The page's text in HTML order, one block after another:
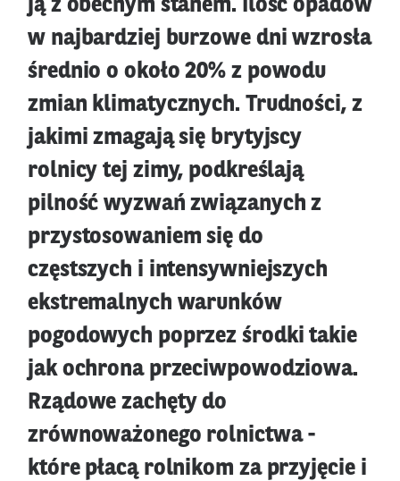
ją z obecnym stanem. Ilość opadów
w najbardziej burzowe dni wzrosła
średnio o około 20% z powodu
zmian klimatycznych. Trudności, z
jakimi zmagają się brytyjscy
rolnicy tej zimy, podkreślają
pilność wyzwań związanych z
przystosowaniem się do
częstszych i intensywniejszych
ekstremalnych warunków
pogodowych poprzez środki takie
jak ochrona przeciwpowodziowa.
Rządowe zachęty do
zrównoważonego rolnictwa -
które płacą rolnikom za przyjęcie i